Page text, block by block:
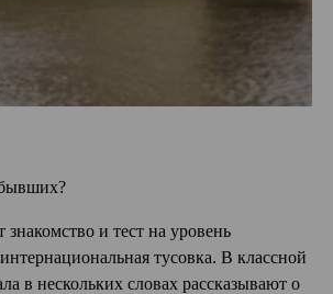
и тест на уровень
тусовка. В классной
в нескольких словах рассказывают о